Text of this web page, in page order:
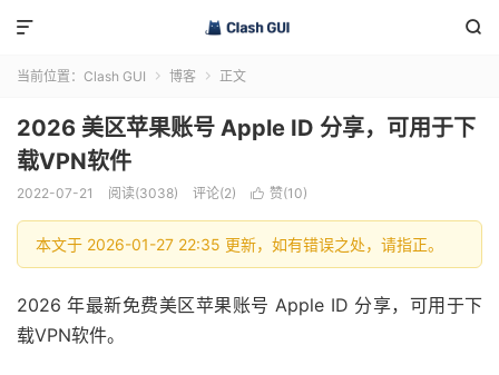


当前位置： Clash GUI  博客  正文
2026 美区苹果账号 Apple ID 分享，可用于下
载VPN软件
2022-07-21 阅读(3038) 评论(2)  赞(10)
本文于 2026-01-27 22:35 更新，如有错误之处，请指正。
2026 年最新免费美区苹果账号 Apple ID 分享，可用于下
载VPN软件。